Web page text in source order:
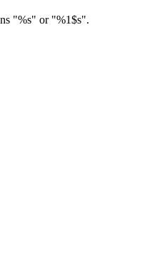
"%s" or "%1$s".